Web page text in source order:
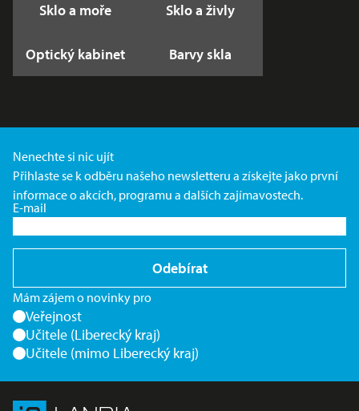
Sklo a moře Sklo a živly
Optický kabinet Barvy skla
Nenechte si nic ujít
Přihlaste se k odběru našeho newsletteru a získejte jako první
informace o akcích, programu a dalších zajímavostech.
E-mail
Odebírat
Mám zájem o novinky pro
Veřejnost
Učitele (Liberecký kraj)
Učitele (mimo Liberecký kraj)